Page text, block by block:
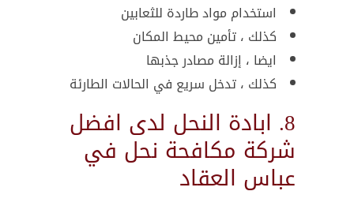
استخدام مواد طاردة للثعابين
كذلك ، تأمين محيط المكان
ايضا ، إزالة مصادر جذبها
كذلك ، تدخل سريع في الحالات الطارئة
8. ابادة النحل لدى افضل
شركة مكافحة نحل في
عباس العقاد